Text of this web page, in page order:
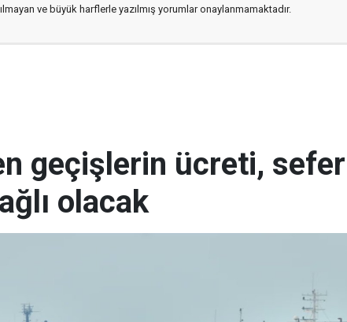
ve büyük harflerle yazılmış yorumlar onaylanmamaktadır.
geçişlerin ücreti, sefer
olacak